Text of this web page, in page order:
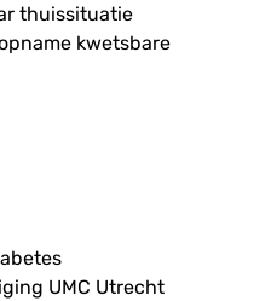
thuissituatie
kwetsbare
UMC Utrecht